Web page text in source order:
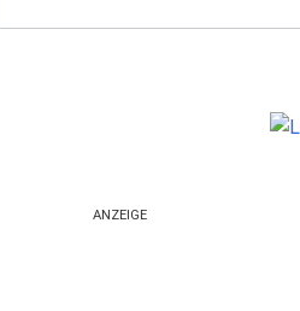
ANZEIGE